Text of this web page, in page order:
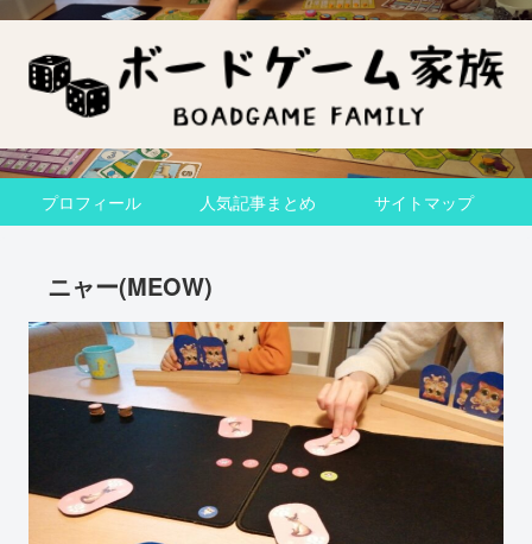
プロフィール 人気記事まとめ サイトマップ
ニャー(MEOW)